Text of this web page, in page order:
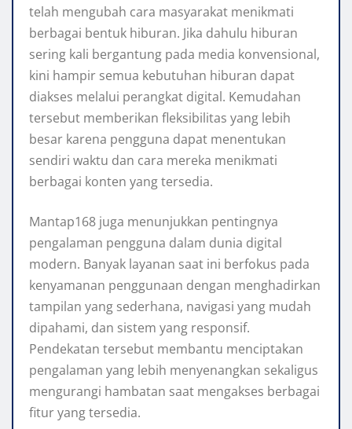
telah mengubah cara masyarakat menikmati
berbagai bentuk hiburan. Jika dahulu hiburan
sering kali bergantung pada media konvensional,
kini hampir semua kebutuhan hiburan dapat
diakses melalui perangkat digital. Kemudahan
tersebut memberikan fleksibilitas yang lebih
besar karena pengguna dapat menentukan
sendiri waktu dan cara mereka menikmati
berbagai konten yang tersedia.
Mantap168 juga menunjukkan pentingnya
pengalaman pengguna dalam dunia digital
modern. Banyak layanan saat ini berfokus pada
kenyamanan penggunaan dengan menghadirkan
tampilan yang sederhana, navigasi yang mudah
dipahami, dan sistem yang responsif.
Pendekatan tersebut membantu menciptakan
pengalaman yang lebih menyenangkan sekaligus
mengurangi hambatan saat mengakses berbagai
fitur yang tersedia.